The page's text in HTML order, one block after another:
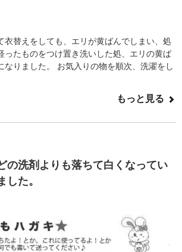
衣替えをしても、エリが黄ばんでしまい、処
ったものをつけ置き洗いした処、エリの黄ば
なりました。 お気入りの物を順次、洗濯をし
もっと見る
の洗剤よりも落ちて白くなってい
した。